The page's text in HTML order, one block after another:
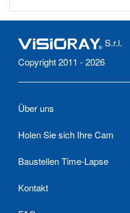
S.r.l.
Copyright 2011 - 2026
Über uns
Holen Sie sich Ihre Cam
Baustellen Time-Lapse
Kontakt